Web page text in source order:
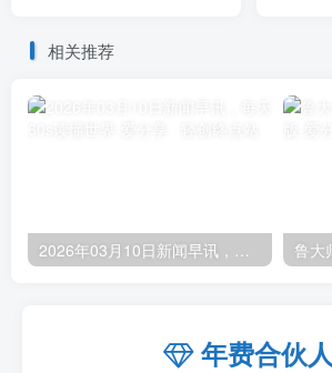
相关推荐
年费合伙人